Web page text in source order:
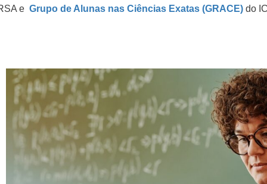
e Grupo de Alunas nas Ciências Exatas (GRACE)do